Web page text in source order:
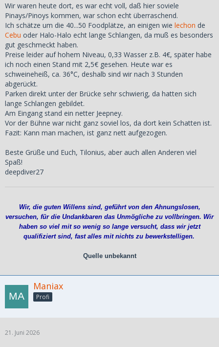
Wir waren heute dort, es war echt voll, daß hier soviele
Pinays/Pinoys kommen, war schon echt überraschend.
Ich schätze um die 40...50 Foodplätze, an einigen wie lechon de
Cebu oder Halo-Halo echt lange Schlangen, da muß es besonders
gut geschmeckt haben.
Preise leider auf hohem Niveau, 0,33 Wasser z.B. 4€, später habe
ich noch einen Stand mit 2,5€ gesehen. Heute war es
schweineheiß, ca. 36°C, deshalb sind wir nach 3 Stunden
abgerückt.
Parken direkt unter der Brücke sehr schwierig, da hatten sich
lange Schlangen gebildet.
Am Eingang stand ein netter Jeepney.
Vor der Bühne war nicht ganz soviel los, da dort kein Schatten ist.
Fazit: Kann man machen, ist ganz nett aufgezogen.
Beste Grüße und Euch, Tilonius, aber auch allen Anderen viel
Spaß!
deepdiver27
Wir, die guten Willens sind, geführt von den Ahnungslosen,
versuchen, für die Undankbaren das Unmögliche zu vollbringen. Wir
haben so viel mit so wenig so lange versucht, dass wir jetzt
qualifiziert sind, fast alles mit nichts zu bewerkstelligen.
Quelle unbekannt
Maniax
Profi
21. Juni 2026